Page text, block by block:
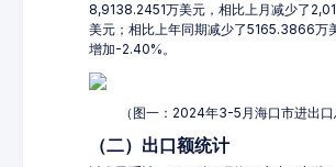
8,9138.2451万美元，相比上月减少了
美元；相比上年同期减少了5165.3866万
增加-2.40%。
（图一：2024年3-5月海口市进出口
（二）出口额统计